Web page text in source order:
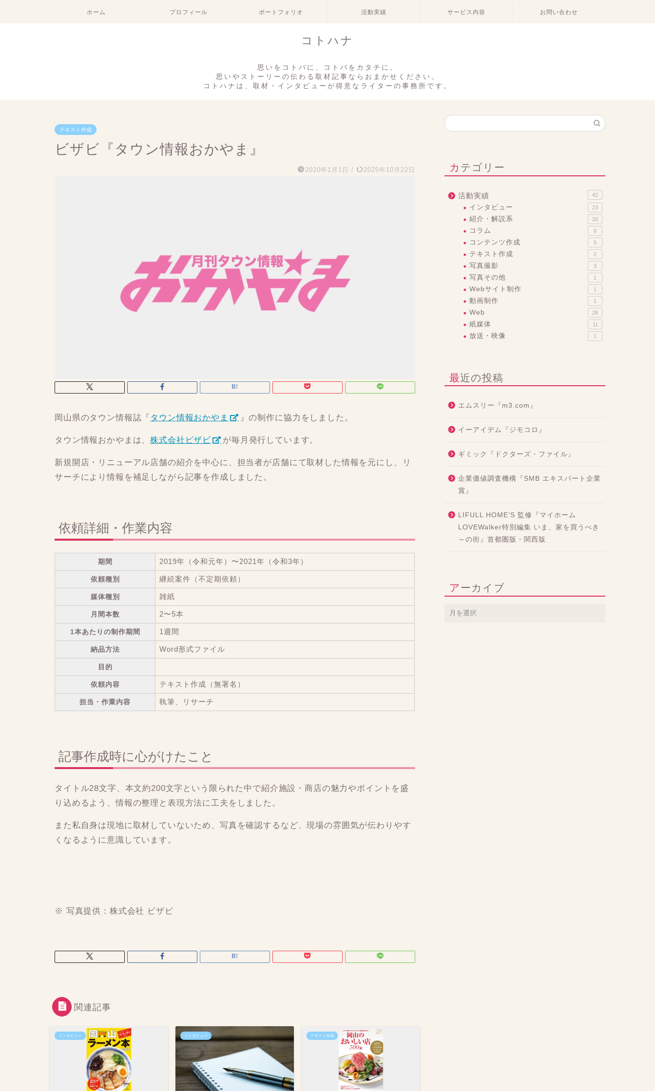
ホーム プロフィール ポートフォリオ 活動実績 サービス内容 お問い合わせ
コトハナ
思いをコトバに、コトバをカタチに。
思いやストーリーの伝わる取材記事ならおまかせください。
コトハナは、取材・インタビューが得意なライターの事務所です。
テキスト作成
ビザビ『タウン情報おかやま』
2020年1月1日 / 2025年10月22日
岡山県のタウン情報誌『 タウン情報おかやま 』の制作に協力をしました。
タウン情報おかやまは、株式会社ビザビ が毎月発行しています。
新規開店・リニューアル店舗の紹介を中心に、担当者が店舗にて取材した情報を元にし、リ
サーチにより情報を補足しながら記事を作成しました。
依頼詳細・作業内容
期間 2019年（令和元年）〜2021年（令和3年）
依頼種別 継続案件（不定期依頼）
媒体種別 雑紙
月間本数 2〜5本
1本あたりの制作期間 1週間
納品方法 Word形式ファイル
目的
依頼内容 テキスト作成（無署名）
担当・作業内容 執筆、リサーチ
記事作成時に心がけたこと
タイトル28文字、本文約200文字という限られた中で紹介施設・商店の魅力やポイントを盛
り込めるよう、情報の整理と表現方法に工夫をしました。
また私自身は現地に取材していないため、写真を確認するなど、現場の雰囲気が伝わりやす
くなるように意識しています。
※ 写真提供：株式会社 ビザビ
関連記事
インタビュー インタビュー テキスト作成
カテゴリー
活動実績 42
インタビュー 23
紹介・解説系 20
コラム 6
コンテンツ作成 5
テキスト作成 2
写真撮影 3
写真その他 1
Webサイト制作 1
動画制作 1
Web 28
紙媒体 11
放送・映像 1
最近の投稿
エムスリー『m3.com』
イーアイデム『ジモコロ』
ギミック『ドクターズ・ファイル』
企業価値調査機構『SMB エキスパート企業
賞』
LIFULL HOME’S 監修『マイホーム
LOVEWalker特別編集 いま、家を買うべき
～の街』首都圏版・関西版
アーカイブ